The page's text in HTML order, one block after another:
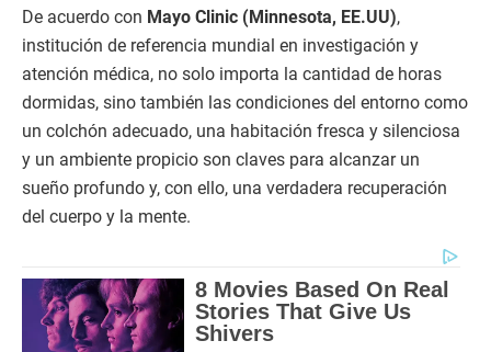
De acuerdo con Mayo Clinic (Minnesota, EE.UU),
institución de referencia mundial en investigación y
atención médica, no solo importa la cantidad de horas
dormidas, sino también las condiciones del entorno como
un colchón adecuado, una habitación fresca y silenciosa
y un ambiente propicio son claves para alcanzar un
sueño profundo y, con ello, una verdadera recuperación
del cuerpo y la mente.